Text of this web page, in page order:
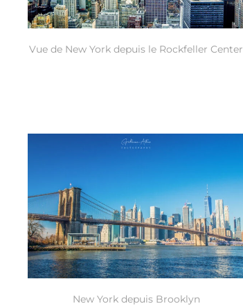
Vue de New York depuis le Rockfeller Center
New York depuis Brooklyn